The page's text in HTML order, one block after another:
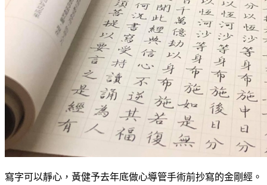
寫字可以靜心，黃健予去年底做心導管手術前抄寫的金剛經。